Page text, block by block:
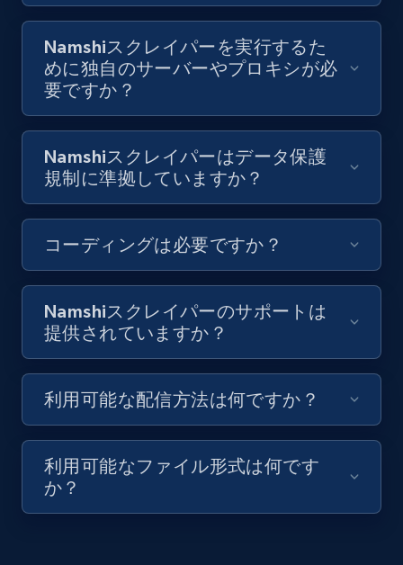
Youtube - Videos posts - Collect YouTube
posts by hashtags
URL, Title, Youtuber, Youtuber md5, Video url,
Video length, Likes, Views, and more.
by Explore page URL
8.1K+ 713+
by podcast url
URL, Title, Youtuber, Youtuber md5, Video url,
Namshiスクレイパーを実行するた
めに独自のサーバーやプロキシが必
要ですか？
Namshiスクレイパーはデータ保護
規制に準拠していますか？
コーディングは必要ですか？
Namshiスクレイパーのサポートは
提供されていますか？
利用可能な配信方法は何ですか？
利用可能なファイル形式は何です
か？